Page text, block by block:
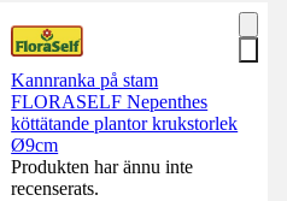
Kannranka på stam
FLORASELF Nepenthes
köttätande plantor krukstorlek
Ø9cm
Produkten har ännu inte
recenserats.